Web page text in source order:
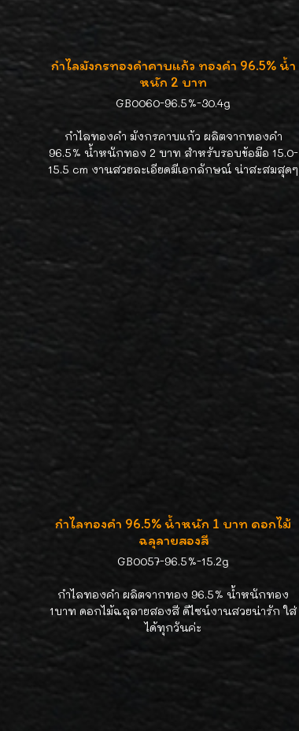
กำไลมังกรทองคำคาบแก้ว ทองคำ 96.5% น้ำ
หนัก 2 บาท
GB0060-96.5%-30.4g
กำไลทองคำ มังกรคาบแก้ว ผลิตจากทองคำ
96.5% น้ำหนักทอง 2 บาท สำหรับรอบข้อมือ 15.0-
15.5 cm งานสวยละเอียดมีเอกลักษณ์ น่าสะสมสุดๆ
กำไลทองคำ 96.5% น้ำหนัก 1 บาท ดอกไม้
ฉลุลายสองสี
GB0057-96.5%-15.2g
กำไลทองคำ ผลิตจากทอง 96.5% น้ำหนักทอง
1บาท ดอกไม้ฉลุลายสองสี ดีไซน์งานสวยน่ารัก ใส่
ได้ทุกวันค่ะ